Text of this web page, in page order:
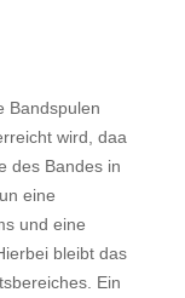
Bandspulen
wird, daa
des Bandes in
eine
und eine
bleibt das
Ein